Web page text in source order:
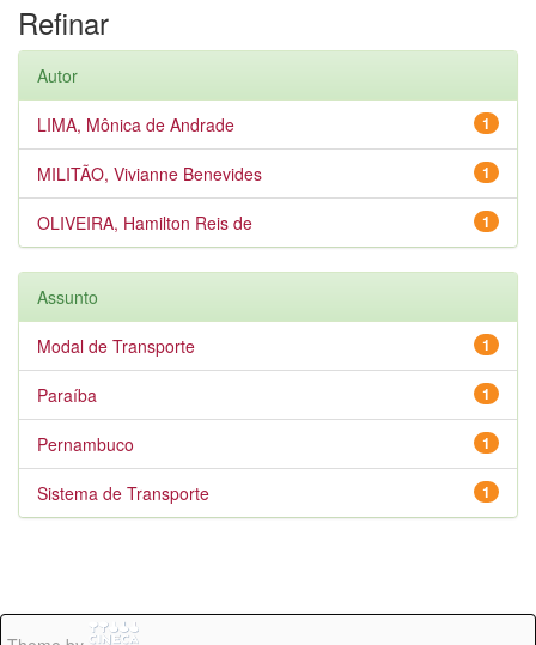
Refinar
Autor
1
LIMA, Mônica de Andrade
1
MILITÃO, Vivianne Benevides
1
OLIVEIRA, Hamilton Reis de
Assunto
1
Modal de Transporte
1
Paraíba
1
Pernambuco
1
Sistema de Transporte